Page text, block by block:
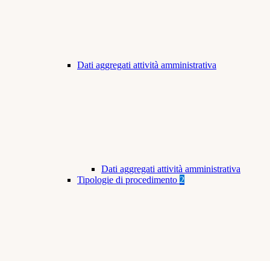
Dati aggregati attività amministrativa
Dati aggregati attività amministrativa
Tipologie di procedimento 2